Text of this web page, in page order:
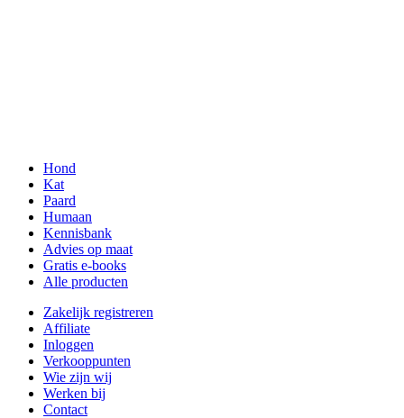
Hond
Kat
Paard
Humaan
Kennisbank
Advies op maat
Gratis e-books
Alle producten
Zakelijk registreren
Affiliate
Inloggen
Verkooppunten
Wie zijn wij
Werken bij
Contact